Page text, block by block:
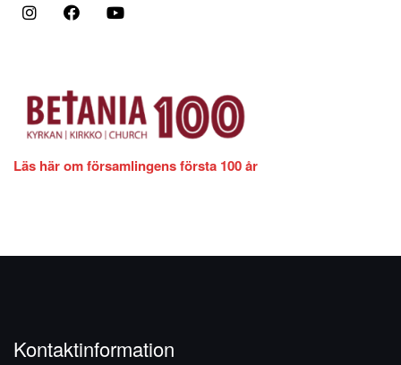
Läs här om församlingens första 100 år
Kontaktinformation